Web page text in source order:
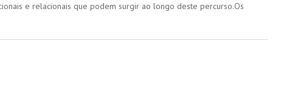
e relacionais que podem surgir ao longo deste percurso.Os